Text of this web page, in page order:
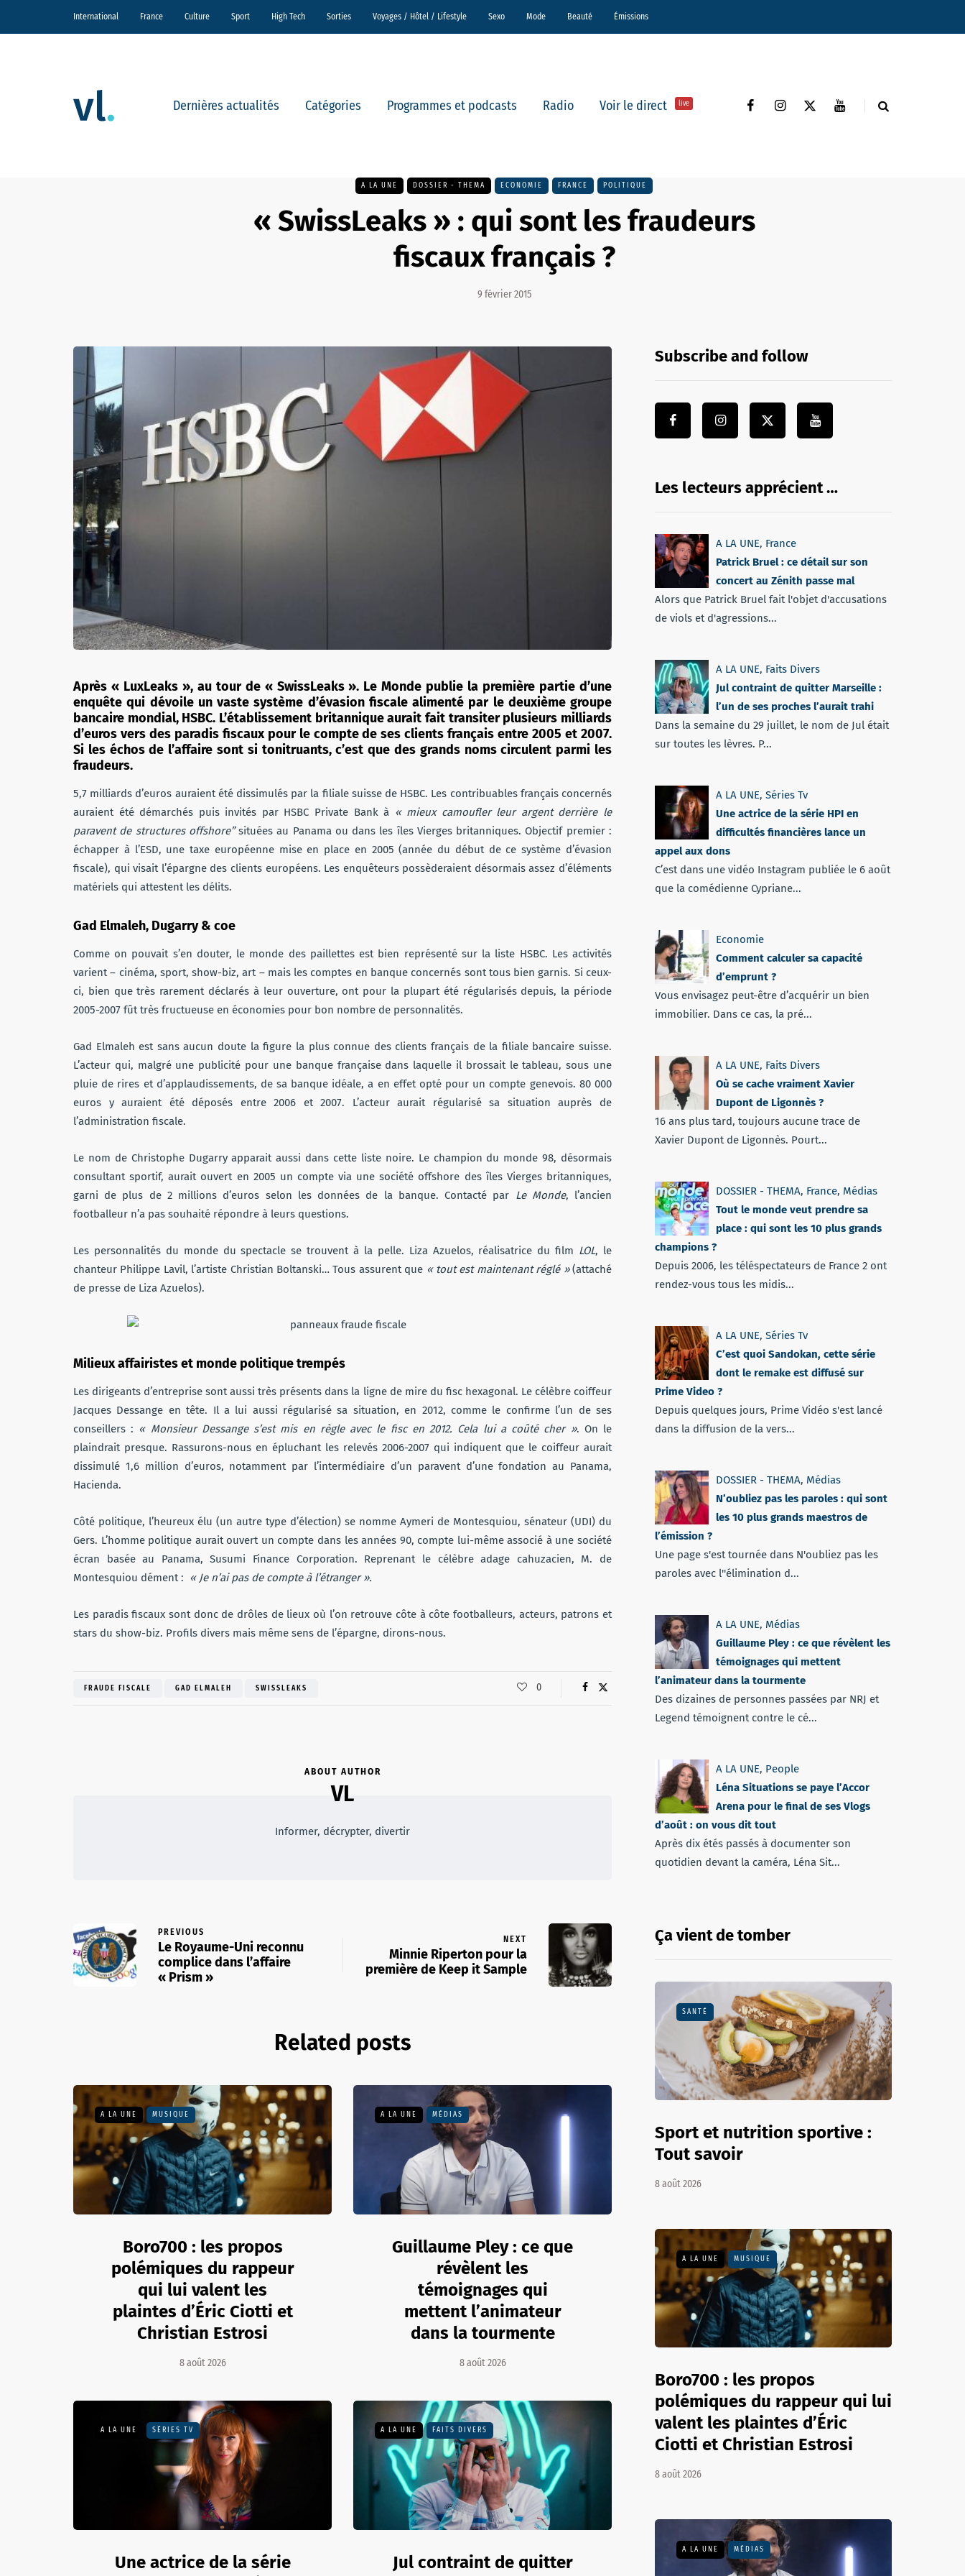
International France Culture Sport High Tech Sorties Voyages / Hôtel / Lifestyle Sexo Mode Beauté Émissions
Dernières actualités Catégories Programmes et podcasts Radio Voir le direct live
A LA UNE DOSSIER - THEMA ECONOMIE FRANCE POLITIQUE
« SwissLeaks » : qui sont les fraudeurs
fiscaux français ?
9 février 2015
Après « LuxLeaks », au tour de « SwissLeaks ». Le Monde publie la première partie d’une
enquête qui dévoile un vaste système d’évasion fiscale alimenté par le deuxième groupe
bancaire mondial, HSBC. L’établissement britannique aurait fait transiter plusieurs milliards
d’euros vers des paradis fiscaux pour le compte de ses clients français entre 2005 et 2007.
Si les échos de l’affaire sont si tonitruants, c’est que des grands noms circulent parmi les
fraudeurs.
5,7 milliards d’euros auraient été dissimulés par la filiale suisse de HSBC. Les contribuables français concernés
auraient été démarchés puis invités par HSBC Private Bank à « mieux camoufler leur argent derrière le
paravent de structures offshore”situées au Panama ou dans les îles Vierges britanniques. Objectif premier :
échapper à l’ESD, une taxe européenne mise en place en 2005 (année du début de ce système d’évasion
fiscale), qui visait l’épargne des clients européens. Les enquêteurs possèderaient désormais assez d’éléments
matériels qui attestent les délits.
Gad Elmaleh, Dugarry & coe
Comme on pouvait s’en douter, le monde des paillettes est bien représenté sur la liste HSBC. Les activités
varient – cinéma, sport, show-biz, art – mais les comptes en banque concernés sont tous bien garnis. Si ceux-
ci, bien que très rarement déclarés à leur ouverture, ont pour la plupart été régularisés depuis, la période
2005-2007 fût très fructueuse en économies pour bon nombre de personnalités.
Gad Elmaleh est sans aucun doute la figure la plus connue des clients français de la filiale bancaire suisse.
L’acteur qui, malgré une publicité pour une banque française dans laquelle il brossait le tableau, sous une
pluie de rires et d’applaudissements, de sa banque idéale, a en effet opté pour un compte genevois. 80 000
euros y auraient été déposés entre 2006 et 2007. L’acteur aurait régularisé sa situation auprès de
l’administration fiscale.
Le nom de Christophe Dugarry apparait aussi dans cette liste noire. Le champion du monde 98, désormais
consultant sportif, aurait ouvert en 2005 un compte via une société offshore des îles Vierges britanniques,
garni de plus de 2 millions d’euros selon les données de la banque. Contacté par Le Monde, l’ancien
footballeur n’a pas souhaité répondre à leurs questions.
Les personnalités du monde du spectacle se trouvent à la pelle. Liza Azuelos, réalisatrice du film LOL, le
chanteur Philippe Lavil, l’artiste Christian Boltanski… Tous assurent que « tout est maintenant réglé »(attaché
de presse de Liza Azuelos).
Milieux affairistes et monde politique trempés
Les dirigeants d’entreprise sont aussi très présents dans la ligne de mire du fisc hexagonal. Le célèbre coiffeur
Jacques Dessange en tête. Il a lui aussi régularisé sa situation, en 2012, comme le confirme l’un de ses
conseillers : « Monsieur Dessange s’est mis en règle avec le fisc en 2012. Cela lui a coûté cher ». On le
plaindrait presque. Rassurons-nous en épluchant les relevés 2006-2007 qui indiquent que le coiffeur aurait
dissimulé 1,6 million d’euros, notamment par l’intermédiaire d’un paravent d’une fondation au Panama,
Hacienda.
Côté politique, l’heureux élu (un autre type d’élection) se nomme Aymeri de Montesquiou, sénateur (UDI) du
Gers. L’homme politique aurait ouvert un compte dans les années 90, compte lui-même associé à une société
écran basée au Panama, Susumi Finance Corporation. Reprenant le célèbre adage cahuzacien, M. de
Montesquiou dément :
« Je n’ai pas de compte à l’étranger ».
Les paradis fiscaux sont donc de drôles de lieux où l’on retrouve côte à côte footballeurs, acteurs, patrons et
stars du show-biz. Profils divers mais même sens de l’épargne, dirons-nous.
FRAUDE FISCALE GAD ELMALEH SWISSLEAKS 0
ABOUT AUTHOR
VL
Informer, décrypter, divertir
PREVIOUS
Le Royaume-Uni reconnu
complice dans l’affaire
« Prism »
NEXT
Minnie Riperton pour la
première de Keep it Sample
Related posts
A LA UNE MUSIQUE
Boro700 : les propos
polémiques du rappeur
qui lui valent les
plaintes d’Éric Ciotti et
Christian Estrosi
8 août 2026
A LA UNE MÉDIAS
Guillaume Pley : ce que
révèlent les
témoignages qui
mettent l’animateur
dans la tourmente
8 août 2026
A LA UNE SÉRIES TV
Une actrice de la série
A LA UNE FAITS DIVERS
Jul contraint de quitter
Subscribe and follow
Les lecteurs apprécient …
A LA UNE, France
Patrick Bruel : ce détail sur son
concert au Zénith passe mal
Alors que Patrick Bruel fait l'objet d'accusations
de viols et d'agressions...
A LA UNE, Faits Divers
Jul contraint de quitter Marseille :
l’un de ses proches l’aurait trahi
Dans la semaine du 29 juillet, le nom de Jul était
sur toutes les lèvres. P...
A LA UNE, Séries Tv
Une actrice de la série HPI en
difficultés financières lance un
appel aux dons
C’est dans une vidéo Instagram publiée le 6 août
que la comédienne Cypriane...
Economie
Comment calculer sa capacité
d’emprunt ?
Vous envisagez peut-être d’acquérir un bien
immobilier. Dans ce cas, la pré...
A LA UNE, Faits Divers
Où se cache vraiment Xavier
Dupont de Ligonnès ?
16 ans plus tard, toujours aucune trace de
Xavier Dupont de Ligonnès. Pourt...
DOSSIER - THEMA, France, Médias
Tout le monde veut prendre sa
place : qui sont les 10 plus grands
champions ?
Depuis 2006, les téléspectateurs de France 2 ont
rendez-vous tous les midis...
A LA UNE, Séries Tv
C’est quoi Sandokan, cette série
dont le remake est diffusé sur
Prime Video ?
Depuis quelques jours, Prime Vidéo s'est lancé
dans la diffusion de la vers...
DOSSIER - THEMA, Médias
N’oubliez pas les paroles : qui sont
les 10 plus grands maestros de
l’émission ?
Une page s'est tournée dans N'oubliez pas les
paroles avec l''élimination d...
A LA UNE, Médias
Guillaume Pley : ce que révèlent les
témoignages qui mettent
l’animateur dans la tourmente
Des dizaines de personnes passées par NRJ et
Legend témoignent contre le cé...
A LA UNE, People
Léna Situations se paye l’Accor
Arena pour le final de ses Vlogs
d’août : on vous dit tout
Après dix étés passés à documenter son
quotidien devant la caméra, Léna Sit...
Ça vient de tomber
SANTÉ
Sport et nutrition sportive :
Tout savoir
8 août 2026
A LA UNE MUSIQUE
Boro700 : les propos
polémiques du rappeur qui lui
valent les plaintes d’Éric
Ciotti et Christian Estrosi
8 août 2026
A LA UNE MÉDIAS